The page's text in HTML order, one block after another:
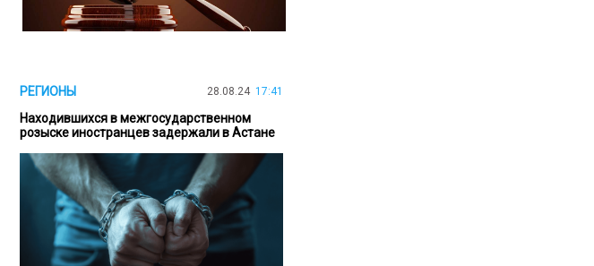
РЕГИОНЫ 28.08.24 17:41
Находившихся в межгосударственном
розыске иностранцев задержали в Астане